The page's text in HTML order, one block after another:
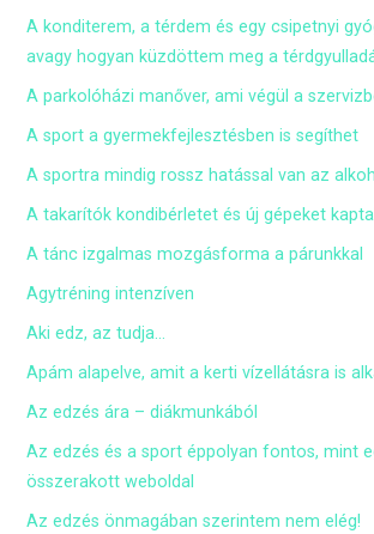
A konditerem, a térdem és egy csipetnyi
avagy hogyan küzdöttem meg a
A parkolóházi manőver, ami végül a
A sport a gyermekfejlesztésben is segíthet
A sportra mindig rossz hatással van az
A takarítók kondibérletet és új gépeket
A tánc izgalmas mozgásforma a párunkkal
Agytréning intenzíven
Aki edz, az tudja…
Apám alapelve, amit a kerti vízellátásra is
Az edzés ára – diákmunkából
Az edzés és a sport éppolyan fontos, mint
összerakott weboldal
Az edzés önmagában szerintem nem elég!